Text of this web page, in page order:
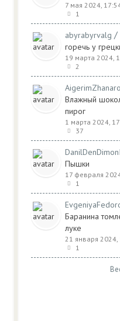
7 мая 2024,
1
abyrabyrvalg /
горечь у
19 марта 2024,
2
Влажный
пирог
1 марта 2024,
37
Пышки
17 февраля
1
Баранина
луке
21 января 2024,
1